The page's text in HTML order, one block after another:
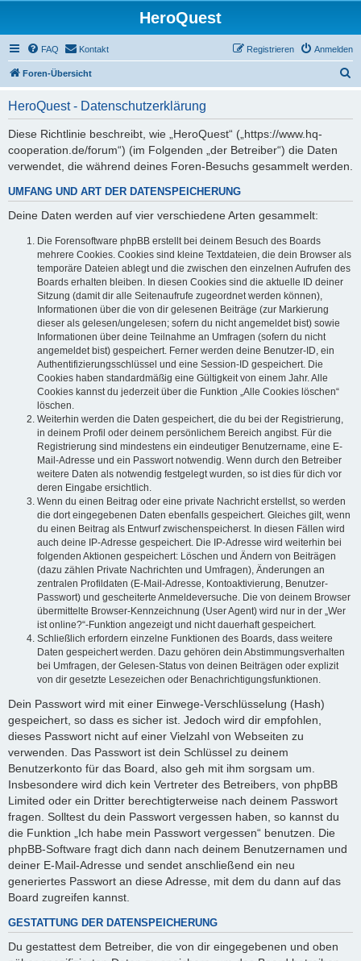
HeroQuest
FAQ Kontakt Anmelden
Registrieren
Foren-Übersicht
HeroQuest - Datenschutzerklärung
Diese Richtlinie beschreibt, wie „HeroQuest“ („https://www.hq-
cooperation.de/forum“) (im Folgenden „der Betreiber“) die Daten
verwendet, die während deines Foren-Besuchs gesammelt werden.
UMFANG UND ART DER DATENSPEICHERUNG
Deine Daten werden auf vier verschiedene Arten gesammelt:
Die Forensoftware phpBB erstellt bei deinem Besuch des Boards
mehrere Cookies. Cookies sind kleine Textdateien, die dein Browser als
temporäre Dateien ablegt und die zwischen den einzelnen Aufrufen des
Boards erhalten bleiben. In diesen Cookies sind die aktuelle ID deiner
Sitzung (damit dir alle Seitenaufrufe zugeordnet werden können),
Informationen über die von dir gelesenen Beiträge (zur Markierung
dieser als gelesen/ungelesen; sofern du nicht angemeldet bist) sowie
Informationen über deine Teilnahme an Umfragen (sofern du nicht
angemeldet bist) gespeichert. Ferner werden deine Benutzer-ID, ein
Authentifizierungsschlüssel und eine Session-ID gespeichert. Die
Cookies haben standardmäßig eine Gültigkeit von einem Jahr. Alle
Cookies kannst du jederzeit über die Funktion „Alle Cookies löschen“
löschen.
Weiterhin werden die Daten gespeichert, die du bei der Registrierung,
in deinem Profil oder deinem persönlichem Bereich angibst. Für die
Registrierung sind mindestens ein eindeutiger Benutzername, eine E-
Mail-Adresse und ein Passwort notwendig. Wenn durch den Betreiber
weitere Daten als notwendig festgelegt wurden, so ist dies für dich vor
deren Eingabe ersichtlich.
Wenn du einen Beitrag oder eine private Nachricht erstellst, so werden
die dort eingegebenen Daten ebenfalls gespeichert. Gleiches gilt, wenn
du einen Beitrag als Entwurf zwischenspeicherst. In diesen Fällen wird
auch deine IP-Adresse gespeichert. Die IP-Adresse wird weiterhin bei
folgenden Aktionen gespeichert: Löschen und Ändern von Beiträgen
(dazu zählen Private Nachrichten und Umfragen), Änderungen an
zentralen Profildaten (E-Mail-Adresse, Kontoaktivierung, Benutzer-
Passwort) und gescheiterte Anmeldeversuche. Die von deinem Browser
übermittelte Browser-Kennzeichnung (User Agent) wird nur in der „Wer
ist online?“-Funktion angezeigt und nicht dauerhaft gespeichert.
Schließlich erfordern einzelne Funktionen des Boards, dass weitere
Daten gespeichert werden. Dazu gehören dein Abstimmungsverhalten
bei Umfragen, der Gelesen-Status von deinen Beiträgen oder explizit
von dir gesetzte Lesezeichen oder Benachrichtigungsfunktionen.
Dein Passwort wird mit einer Einwege-Verschlüsselung (Hash)
gespeichert, so dass es sicher ist. Jedoch wird dir empfohlen,
dieses Passwort nicht auf einer Vielzahl von Webseiten zu
verwenden. Das Passwort ist dein Schlüssel zu deinem
Benutzerkonto für das Board, also geh mit ihm sorgsam um.
Insbesondere wird dich kein Vertreter des Betreibers, von phpBB
Limited oder ein Dritter berechtigterweise nach deinem Passwort
fragen. Solltest du dein Passwort vergessen haben, so kannst du
die Funktion „Ich habe mein Passwort vergessen“ benutzen. Die
phpBB-Software fragt dich dann nach deinem Benutzernamen und
deiner E-Mail-Adresse und sendet anschließend ein neu
generiertes Passwort an diese Adresse, mit dem du dann auf das
Board zugreifen kannst.
GESTATTUNG DER DATENSPEICHERUNG
Du gestattest dem Betreiber, die von dir eingegebenen und oben